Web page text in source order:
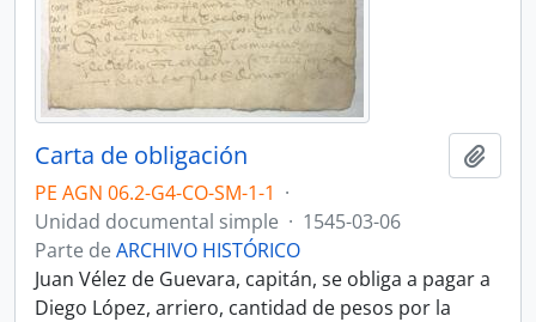
Carta de obligación
PE AGN 06.2-G4-CO-SM-1-1 ·
Unidad documental simple · 1545-03-06
Parte de ARCHIVO HISTÓRICO
Juan Vélez de Guevara, capitán, se obliga a pagar a
Diego López, arriero, cantidad de pesos por la